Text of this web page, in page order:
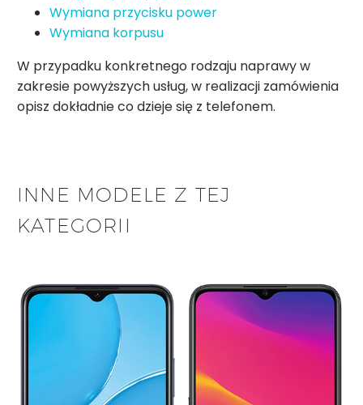
Wymiana przycisku power
Wymiana korpusu
W przypadku konkretnego rodzaju naprawy w
zakresie powyższych usług, w realizacji zamówienia
opisz dokładnie co dzieje się z telefonem.
INNE MODELE Z TEJ
KATEGORII